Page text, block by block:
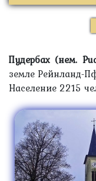
Пудербах (нем.
земле Рейнланд-
Население 2215